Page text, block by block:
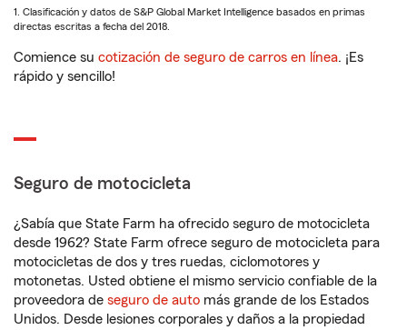
1. Clasificación y datos de S&P Global Market Intelligence basados en primas
directas escritas a fecha del 2018.
Comience su cotización de seguro de carros en línea. ¡Es
rápido y sencillo!
Seguro de motocicleta
¿Sabía que State Farm ha ofrecido seguro de motocicleta
desde 1962? State Farm ofrece seguro de motocicleta para
motocicletas de dos y tres ruedas, ciclomotores y
motonetas. Usted obtiene el mismo servicio confiable de la
proveedora de seguro de auto más grande de los Estados
Unidos. Desde lesiones corporales y daños a la propiedad